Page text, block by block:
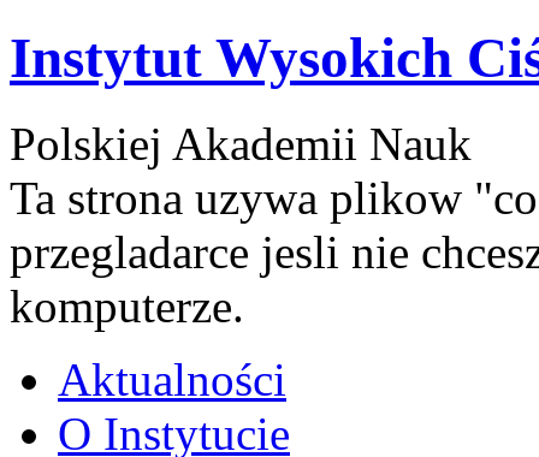
Instytut Wysokich
Polskiej Akademii Nauk
Ta strona uzywa plikow
przegladarce jesli nie
komputerze.
Aktualności
O Instytucie